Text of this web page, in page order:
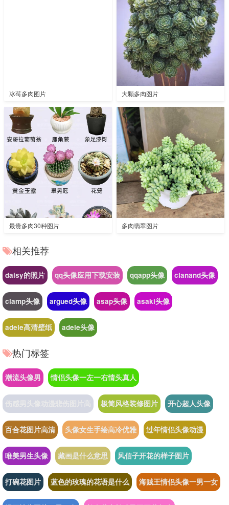
冰莓多肉图片 大颗多肉图片
最贵多肉30种图片 多肉翡翠图片
相关推荐
daisy的照片 qq头像应用下载安装 qqapp头像 clanand头像
clamp头像 argued头像 asap头像 asaki头像
adele高清壁纸 adele头像
热门标签
潮流头像男 情侣头像一左一右情头真人
极简风格装修图片 开心超人头像
百合花图片高清 头像女生手绘高冷优雅 过年情侣头像动漫
唯美男生头像 藏画是什么意思 风信子开花的样子图片
打碗花图片 蓝色的玫瑰的花语是什么 海贼王情侣头像一男一女